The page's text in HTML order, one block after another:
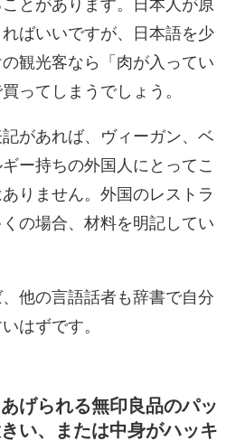
とがあります。日本人が原
ばいいですが、日本語を少
観光客なら「肉が入ってい
ってしまうでしょう。
があれば、ヴィーガン、ベ
ー持ちの外国人にとってこ
りません。外国のレストラ
の場合、材料を明記してい
他の言語話者も辞書で自分
はずです。
げられる無印良品のパッ
い、または中身がハッキ